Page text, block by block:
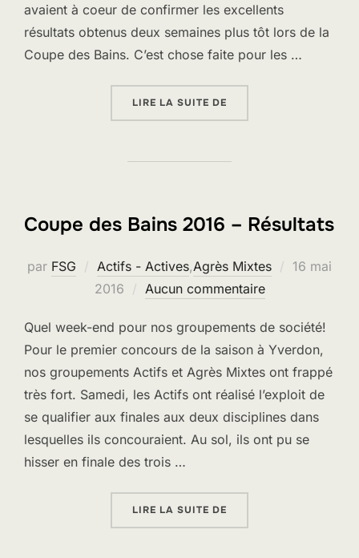
avaient à coeur de confirmer les excellents
résultats obtenus deux semaines plus tôt lors de la
Coupe des Bains. C’est chose faite pour les …
LIRE LA SUITE DE
Coupe des Bains 2016 – Résultats
par FSG Actifs - Actives,Agrès Mixtes
Publié
16 mai
2016
Aucun commentaire
Quel week-end pour nos groupements de société!
Pour le premier concours de la saison à Yverdon,
nos groupements Actifs et Agrès Mixtes ont frappé
très fort. Samedi, les Actifs ont réalisé l’exploit de
se qualifier aux finales aux deux disciplines dans
lesquelles ils concouraient. Au sol, ils ont pu se
hisser en finale des trois …
LIRE LA SUITE DE